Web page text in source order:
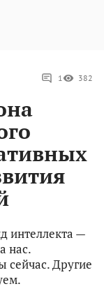
1 382
интеллекта —
нас.
сейчас. Другие